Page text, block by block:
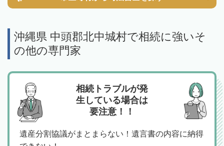
沖縄県 中頭郡北中城村で相続に強いそ
の他の専門家
相続トラブルが発
生している場合は
要注意！！
遺産分割協議がまとまらない！遺言書の内容に納得